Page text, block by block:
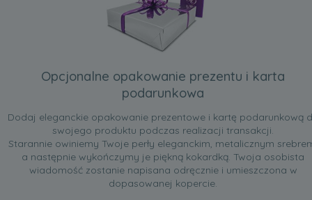
Opcjonalne opakowanie prezentu i karta
podarunkowa
Dodaj eleganckie opakowanie prezentowe i kartę podarunkową
swojego produktu podczas realizacji transakcji.
Starannie owiniemy Twoje perły eleganckim, metalicznym
a następnie wykończymy je piękną kokardką. Twoja osobista
wiadomość zostanie napisana odręcznie i umieszczona w
dopasowanej kopercie.